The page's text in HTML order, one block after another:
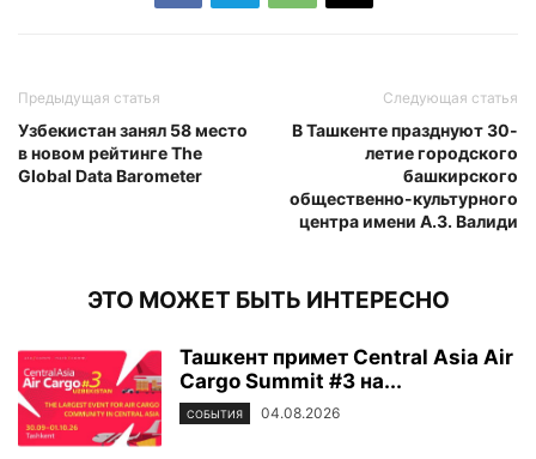
Предыдущая статья
Узбекистан занял 58 место
в новом рейтинге The
Global Data Barometer
Следующая статья
В Ташкенте празднуют 30-
летие городского
башкирского
общественно-культурного
центра имени А.З. Валиди
ЭТО МОЖЕТ БЫТЬ ИНТЕРЕСНО
Ташкент примет Central Asia Air
Cargo Summit #3 на...
СОБЫТИЯ 04.08.2026